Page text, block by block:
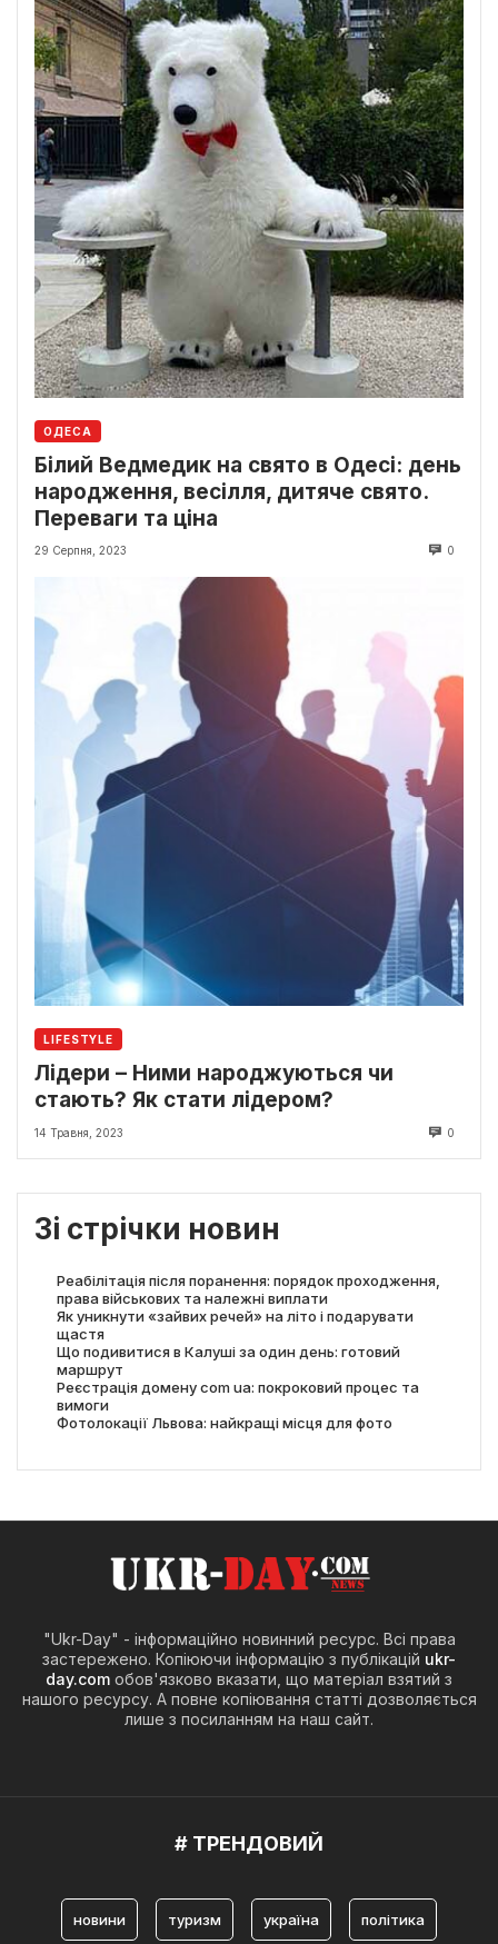
ОДЕСА
Білий Ведмедик на свято в Одесі: день
народження, весілля, дитяче свято.
Переваги та ціна
29 Серпня, 2023 0
LIFESTYLE
Лідери – Ними народжуються чи
стають? Як стати лідером?
14 Травня, 2023 0
Зі стрічки новин
Реабілітація після поранення: порядок проходження,
права військових та належні виплати
Як уникнути «зайвих речей» на літо і подарувати
щастя
Що подивитися в Калуші за один день: готовий
маршрут
Реєстрація домену com ua: покроковий процес та
вимоги
Фотолокації Львова: найкращі місця для фото
"Ukr-Day" - інформаційно новинний ресурс. Всі права
застережено. Копіюючи інформацію з публікацій ukr-
day.com обов'язково вказати, що матеріал взятий з
нашого ресурсу. А повне копіювання статті дозволяється
лише з посиланням на наш сайт.
# ТРЕНДОВИЙ
новини туризм україна політика